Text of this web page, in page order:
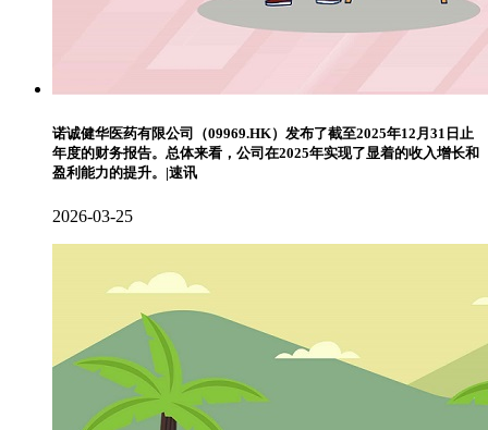
诺诚健华医药有限公司（09969.HK）发布了截至2025年12月31日止
年度的财务报告。总体来看，公司在2025年实现了显着的收入增长和
盈利能力的提升。|速讯
2026-03-25